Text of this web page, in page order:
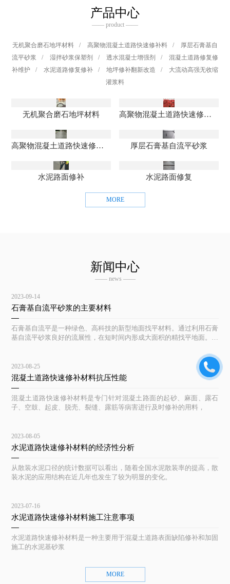
产品中心
—— product ——
无机聚合磨石地坪材料 / 高聚物混凝土道路快速修补料 /
厚层石膏基自
流平砂浆
/ 湿拌砂浆保塑剂 / 透水混凝士增强剂 /
混凝土道路修复修
补维护
/ 水泥道路修复修补 / 地坪修补翻新改造 /
大流动高强无收缩
灌浆料
无机聚合磨石地坪材料 高聚物混凝土道路快速修补料
高聚物混凝土道路快速修补料 厚层石膏基自流平砂浆
水泥路面修补 水泥路面修复
MORE
新闻中心
—— news ——
2023-09-14
石膏基自流平砂浆的主要材料
石膏基自流平是一种绿色、高科技的新型地面找平材料。通过利用石膏
基自流平砂浆良好的流展性，在短时间内形成大面积的精找平地面。具
2023-08-25
混凝土道路快速修补材料抗压性能
混凝土道路快速修补材料是专门针对混凝土路面的起砂、麻面、露石
子、空鼓、起皮、脱壳、裂缝、露筋等病害进行及时修补的用料，
2023-08-05
水泥道路快速修补材料的经济性分析
从散装水泥口径的统计数据可以看出，随着全国水泥散装率的提高，散
装水泥的应用结构在近几年也发生了较为明显的变化。
2023-07-16
水泥道路快速修补材料施工注意事项
水泥道路快速修补材料是一种主要用于混凝土道路表面缺陷修补和加固
施工的水泥基砂浆
MORE